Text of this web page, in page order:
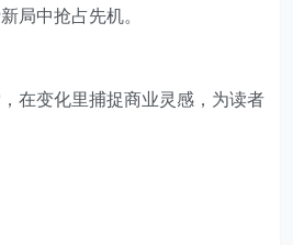
局中抢占先机。
在变化里捕捉商业灵感，为读者